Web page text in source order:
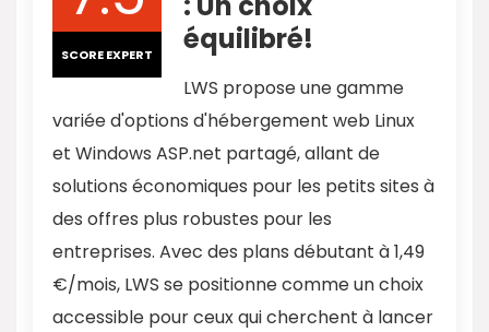
SCORE EXPERT
équilibré!
LWS propose une gamme
variée d'options d'hébergement web Linux
et Windows ASP.net partagé, allant de
solutions économiques pour les petits sites à
des offres plus robustes pour les
entreprises. Avec des plans débutant à 1,49
€/mois, LWS se positionne comme un choix
accessible pour ceux qui cherchent à lancer